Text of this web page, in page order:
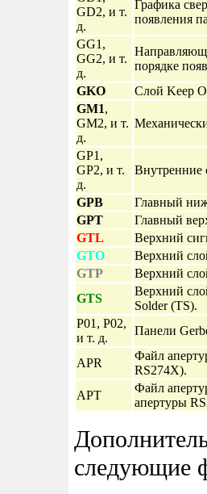
GD2, и т.
д.
Графика
появления
GG1,
GG2, и т.
д.
порядке
GKO
Слой Keep
GM1,
GM2, и т.
д.
GP1,
GP2, и т.
д.
Внутренние
GPB
Главный
GPT
Главный
GTL
Верхний
GTO
Верхний
GTP
Верхний
GTS
Верхний
Solder (TS).
P01, P02,
и т. д.
Панели
APR
Файл
RS274X).
APT
Файл
апертуры
следующие